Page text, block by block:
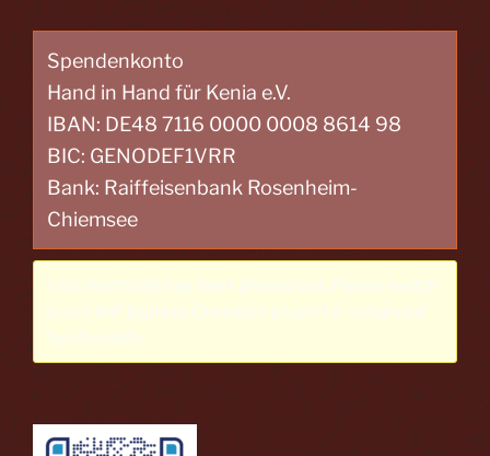
Spendenkonto
Hand in Hand für Kenia e.V.
IBAN: DE48 7116 0000 0008 8614 98
BIC: GENODEF1VRR
Bank: Raiffeisenbank Rosenheim-
Chiemsee
This shortcode has been phased out. Please switch
to our WP Express Checkout plugin for enhanced
functionality.